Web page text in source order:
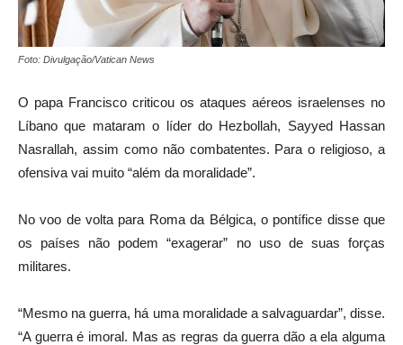
Foto: Divulgação/Vatican News
O papa Francisco criticou os ataques aéreos israelenses no
Líbano que mataram o líder do Hezbollah, Sayyed Hassan
Nasrallah, assim como não combatentes. Para o religioso, a
ofensiva vai muito “além da moralidade”.
No voo de volta para Roma da Bélgica, o pontífice disse que
os países não podem “exagerar” no uso de suas forças
militares.
“Mesmo na guerra, há uma moralidade a salvaguardar”, disse.
“A guerra é imoral. Mas as regras da guerra dão a ela alguma